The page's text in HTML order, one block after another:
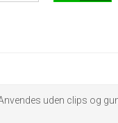
uden clips og